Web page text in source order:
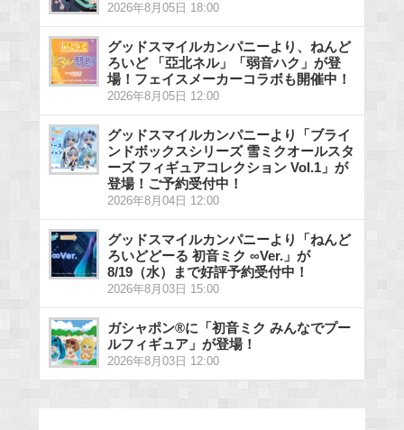
2026年8月05日 18:00
グッドスマイルカンパニーより、ねんど
ろいど 「亞北ネル」「弱音ハク」が登
場！フェイスメーカーコラボも開催中！
2026年8月05日 12:00
グッドスマイルカンパニーより「ブライ
ンドボックスシリーズ 雪ミクオールスタ
ーズ フィギュアコレクション Vol.1」が
登場！ご予約受付中！
2026年8月04日 12:00
グッドスマイルカンパニーより「ねんど
ろいどどーる 初音ミク ∞Ver.」が
8/19（水）まで好評予約受付中！
2026年8月03日 15:00
ガシャポン®に「初音ミク みんなでプー
ルフィギュア」が登場！
2026年8月03日 12:00